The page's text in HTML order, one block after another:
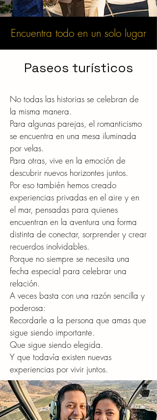
Encuentra todo en un solo lugar
Paseos turísticos
No todas las historias se celebran de
la misma manera.
Para algunas parejas, el romanticismo
se encuentra en una mesa iluminada
por velas.
Para otras, vive en la emoción de
descubrir nuevos horizontes juntos.
Por eso también hemos creado
experiencias privadas en el aire y en
el mar, pensadas para quienes
encuentran en la aventura una forma
distinta de conectar, sorprender y crear
recuerdos inolvidables.
Porque no siempre se necesita una
fecha especial para celebrar una
relación.
A veces basta con una razón sencilla y
poderosa:
Recordarle a la persona que amas que
sigue siendo importante.
Que sigue siendo elegida.
Y que todavía existen nuevas
experiencias por vivir juntos.